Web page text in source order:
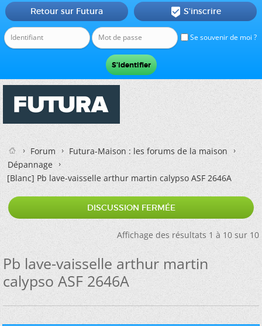
Se souvenir de moi ?
Retour sur Futura  S'inscrire
Forum
Futura-Maison : les forums de la maison
Dépannage
[Blanc]Pb lave-vaisselle arthur martin calypso ASF 2646A
DISCUSSION FERMÉE
Affichage des résultats 1 à 10 sur 10
Pb lave-vaisselle arthur martin
calypso ASF 2646A